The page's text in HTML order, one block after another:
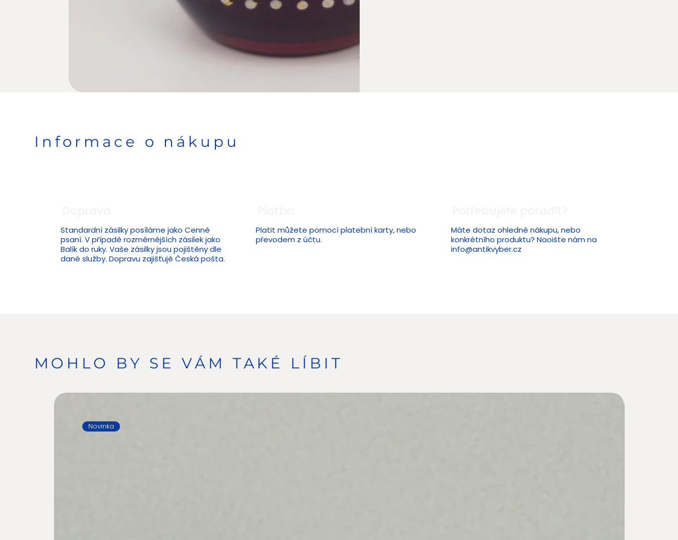
Informace o nákupu
Standardní zásilky posíláme jako Cenné
psaní. V případě rozměrnějších zásilek jako
Balík do ruky. Vaše zásilky jsou pojištěny dle
dané služby. Dopravu zajišťujě Česká pošta.
Platit můžete pomocí platební karty, nebo
převodem z účtu.
Máte dotaz ohledně nákupu, nebo
konkrétního produktu? Naoište nám na
info@antikvyber.cz
Novinka
MOHLO BY SE VÁM TAKÉ LÍBIT